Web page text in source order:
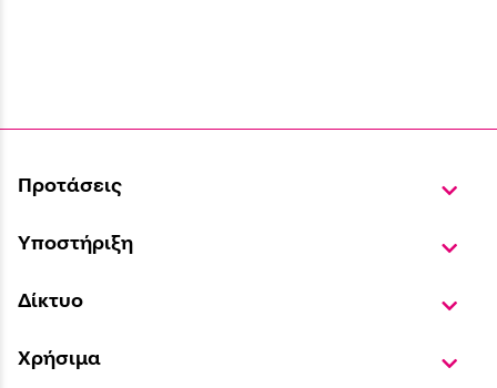
Προτάσεις
Υποστήριξη
Δίκτυο
Χρήσιμα